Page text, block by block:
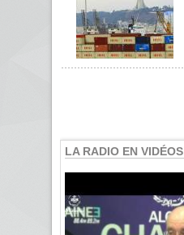
LA RADIO EN VIDÉOS